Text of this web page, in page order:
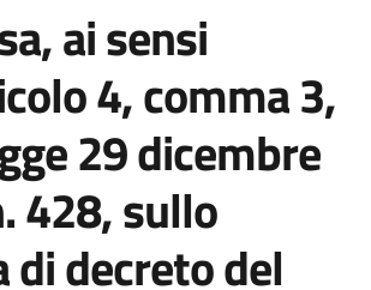
ai sensi
4, comma 3,
29 dicembre
428, sullo
di decreto del